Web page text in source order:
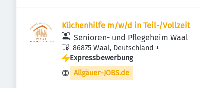
Küchenhilfe m/w/d in Teil-/Vollzeit
Senioren- und Pflegeheim Waal
86875 Waal, Deutschland +
Expressbewerbung
Allgäuer-JOBS.de